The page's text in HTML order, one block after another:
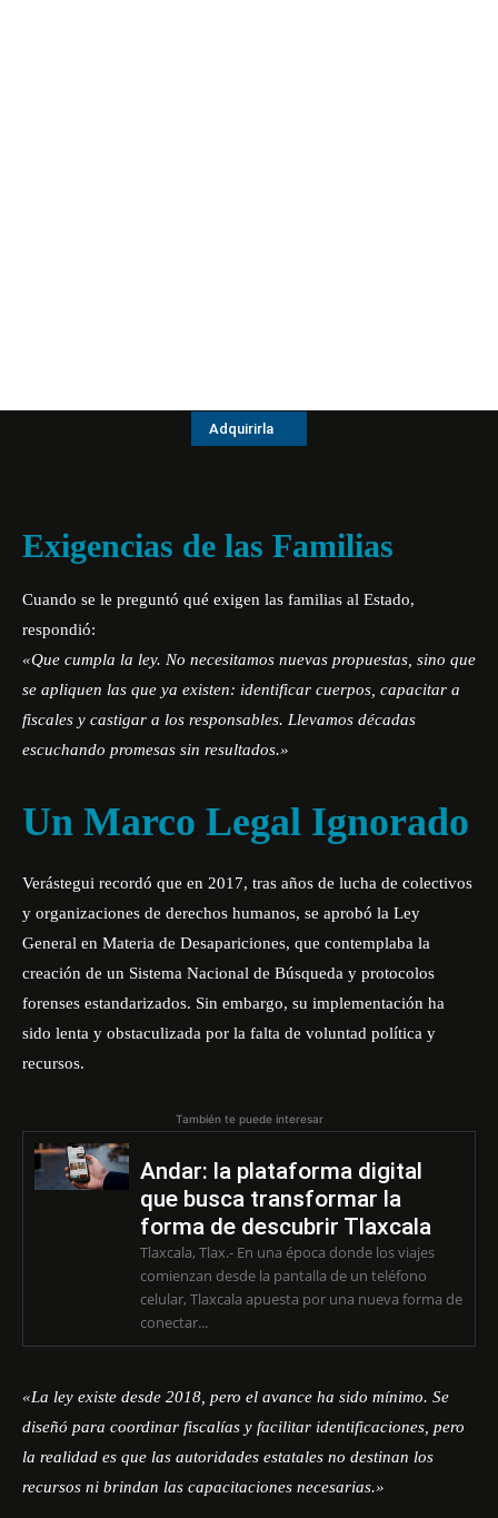
Adquirirla
Exigencias de las Familias
Cuando se le preguntó qué exigen las familias al Estado,
respondió:
«Que cumpla la ley. No necesitamos nuevas propuestas, sino que
se apliquen las que ya existen: identificar cuerpos, capacitar a
fiscales y castigar a los responsables. Llevamos décadas
escuchando promesas sin resultados.»
Un Marco Legal Ignorado
Verástegui recordó que en 2017, tras años de lucha de colectivos
y organizaciones de derechos humanos, se aprobó la Ley
General en Materia de Desapariciones, que contemplaba la
creación de un Sistema Nacional de Búsqueda y protocolos
forenses estandarizados. Sin embargo, su implementación ha
sido lenta y obstaculizada por la falta de voluntad política y
recursos.
También te puede interesar
Andar: la plataforma digital
que busca transformar la
forma de descubrir Tlaxcala
Tlaxcala, Tlax.- En una época donde los viajes
comienzan desde la pantalla de un teléfono
celular, Tlaxcala apuesta por una nueva forma de
conectar...
«La ley existe desde 2018, pero el avance ha sido mínimo. Se
diseñó para coordinar fiscalías y facilitar identificaciones, pero
la realidad es que las autoridades estatales no destinan los
recursos ni brindan las capacitaciones necesarias.»